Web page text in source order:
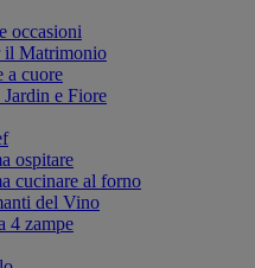
occasioni
il Matrimonio
a cuore
e Fiore
ospitare
cucinare al forno
del Vino
4 zampe